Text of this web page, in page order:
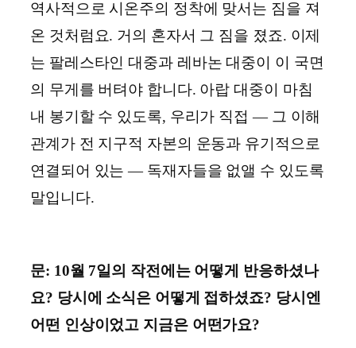
역사적으로 시온주의 정착에 맞서는 짐을 져
온 것처럼요. 거의 혼자서 그 짐을 졌죠. 이제
는 팔레스타인 대중과 레바논 대중이 이 국면
의 무게를 버텨야 합니다. 아랍 대중이 마침
내 봉기할 수 있도록, 우리가 직접 ― 그 이해
관계가 전 지구적 자본의 운동과 유기적으로
연결되어 있는 ― 독재자들을 없앨 수 있도록
말입니다.
문: 10월 7일의 작전에는 어떻게 반응하셨나
요? 당시에 소식은 어떻게 접하셨죠? 당시엔
어떤 인상이었고 지금은 어떤가요?